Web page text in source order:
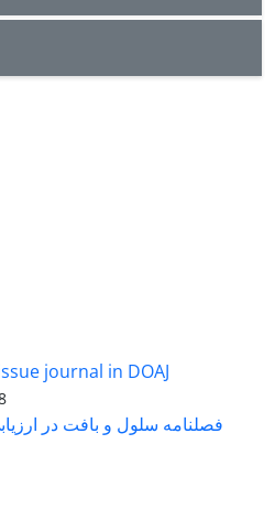
journal in DOAJ
فصلنامه سلول و بافت در ارزیابی سال 1400